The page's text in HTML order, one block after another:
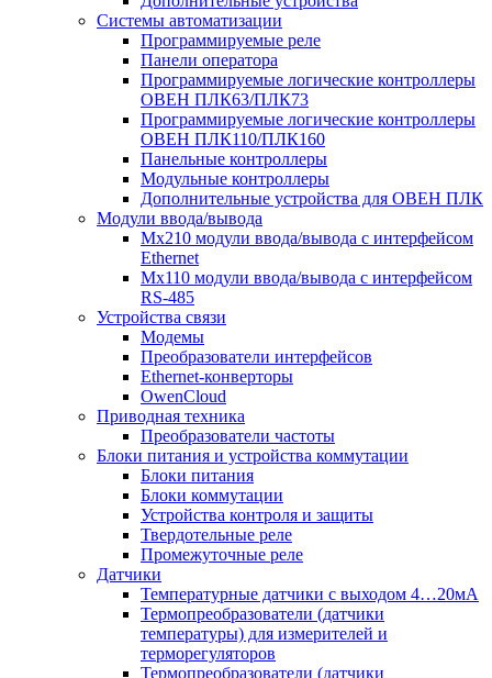
Системы автоматизации
Программируемые реле
Панели оператора
Программируемые логические контроллеры
ОВЕН ПЛК63/ПЛК73
Программируемые логические контроллеры
ОВЕН ПЛК110/ПЛК160
Панельные контроллеры
Модульные контроллеры
Дополнительные устройства для ОВЕН ПЛК
Модули ввода/вывода
Мх210 модули ввода/вывода с интерфейсом
Ethernet
Мх110 модули ввода/вывода с интерфейсом
RS-485
Устройства связи
Модемы
Преобразователи интерфейсов
Ethernet-конверторы
OwenCloud
Приводная техника
Преобразователи частоты
Блоки питания и устройства коммутации
Блоки питания
Блоки коммутации
Устройства контроля и защиты
Твердотельные реле
Промежуточные реле
Датчики
Температурные датчики с выходом 4…20мА
Термопреобразователи (датчики
температуры) для измерителей и
терморегуляторов
Термопреобразователи (датчики